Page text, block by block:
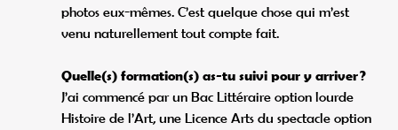
photos eux-mêmes. C’est quelque chose qui m’est
venu naturellement tout compte fait.
Quelle(s) formation(s) as-tu suivi pour y arriver ?
J’ai commencé par un Bac Littéraire option lourde
Histoire de l’Art, une Licence Arts du spectacle option